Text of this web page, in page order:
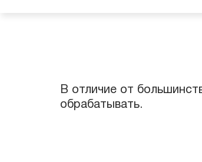
В отличие от
обрабатывать.